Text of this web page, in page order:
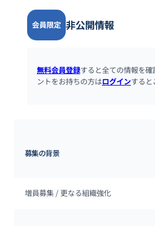
会員限定 非公開情報
無料会員登録すると全ての情報を
ントをお持ちの方はログインすると
募集の背景
増員募集 / 更なる組織強化